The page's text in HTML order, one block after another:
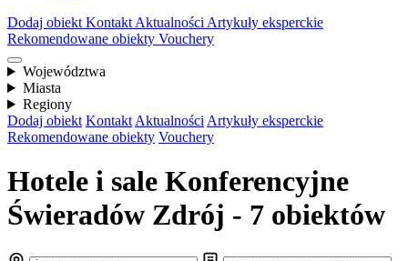
Dodaj obiekt Kontakt Aktualności Artykuły eksperckie
Rekomendowane obiekty Vouchery
Województwa
Miasta
Regiony
Dodaj obiekt Kontakt Aktualności Artykuły eksperckie
Rekomendowane obiekty Vouchery
Hotele i sale Konferencyjne
Świeradów Zdrój - 7 obiektów